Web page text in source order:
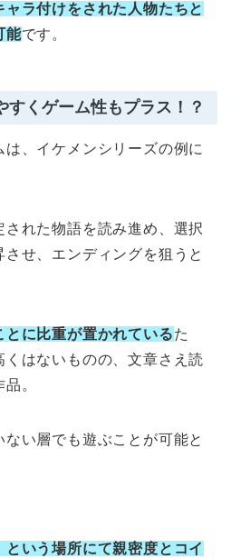
ラ付けをされた人物たちと
能です。
すくゲーム性もプラス！？
、イケメンシリーズの例に
れた物語を読み進め、選択
せ、エンディングを狙うと
に比重が置かれているた
はないものの、文章さえ読
。
い層でも遊ぶことが可能と
いう場所にて親密度とコイ